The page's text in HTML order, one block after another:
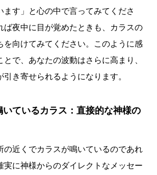
ます」と心の中で言ってみてくださ
ば夜中に目が覚めたときも、カラスの
を向けてみてください。このように感
で、あなたの波動はさらに高まり、
引き寄せられるようになります。
ているカラス：直接的な神様の
の近くでカラスが鳴いているのであれ
実に神様からのダイレクトなメッセー